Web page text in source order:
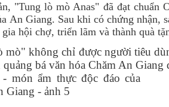
"Tung lò mò Anas" đã đạt chuẩn
An Giang. Sau khi có chứng nhận,
gia hội chợ, triển lãm và thành quà
mò" không chỉ được người tiêu
bá văn hóa Chăm An Giang